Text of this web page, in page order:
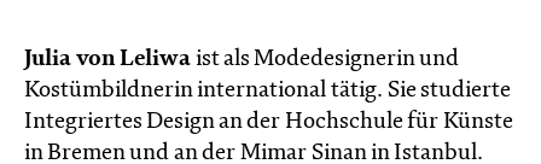
Julia von Leliwa ist als Modedesignerin und
Kostümbildnerin international tätig. Sie studierte
Integriertes Design an der Hochschule für Künste
in Bremen und an der Mimar Sinan in Istanbul.